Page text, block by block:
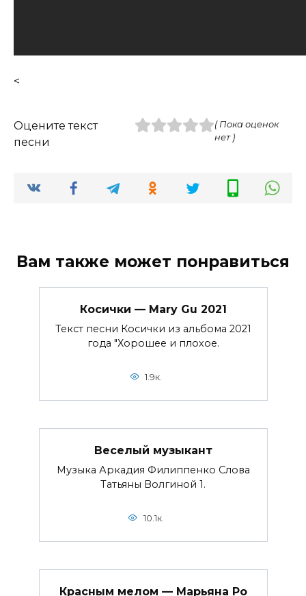
<
Оцените текст
песни
( Пока оценок
нет )
Вам также может понравиться
Косички — Mary Gu 2021
Текст песни Косички из альбома 2021
года "Хорошее и плохое.
1.9к.
Веселый музыкант
Музыка Аркадия Филиппенко Слова
Татьяны Волгиной 1.
10.1к.
Красным мелом — Марьяна Ро